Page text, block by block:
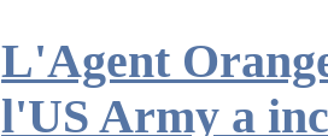
L'Agent
l'US Army a